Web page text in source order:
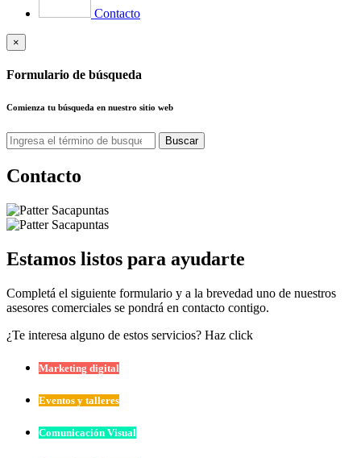
Contacto
×
Formulario de búsqueda
Comienza tu búsqueda en nuestro sitio web
Buscar
Contacto
Estamos listos para ayudarte
Completá el siguiente formulario y a la brevedad uno de nuestros
asesores comerciales se pondrá en contacto contigo.
¿Te interesa alguno de estos servicios? Haz click
Marketing digital
Eventos y talleres
Comunicación Visual